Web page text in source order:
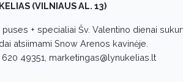
(VILNIAUS AL. 13)
+ specialiai Šv. Valentino dienai
atsiimami Snow Arenos kavinėje.
49351, marketingas@lynukelias.lt